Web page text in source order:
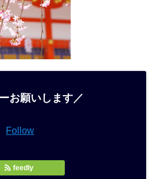
お願いします／
Follow
feedly